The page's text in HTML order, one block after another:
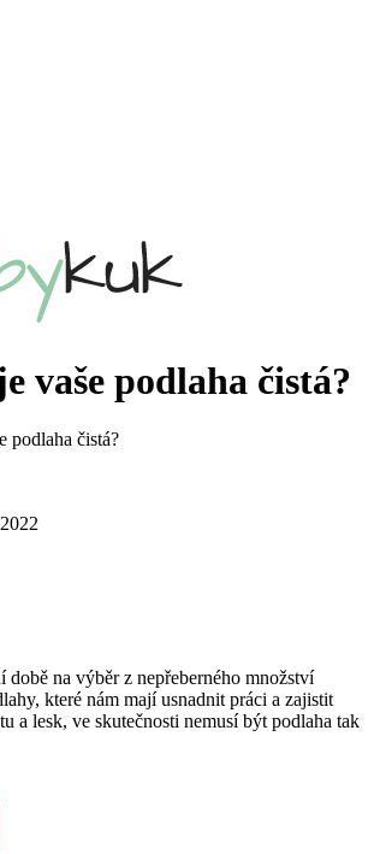
vaše podlaha čistá?
podlaha čistá?
době na výběr z nepřeberného množství
které nám mají usnadnit práci a zajistit
a lesk, ve skutečnosti nemusí být podlaha tak